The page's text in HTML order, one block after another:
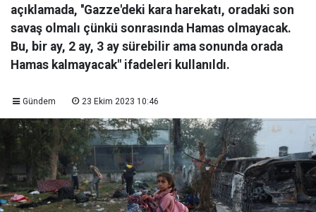
açıklamada, ''Gazze'deki kara harekatı, oradaki son
savaş olmalı çünkü sonrasında Hamas olmayacak.
Bu, bir ay, 2 ay, 3 ay sürebilir ama sonunda orada
Hamas kalmayacak" ifadeleri kullanıldı.
Gündem 23 Ekim 2023 10:46